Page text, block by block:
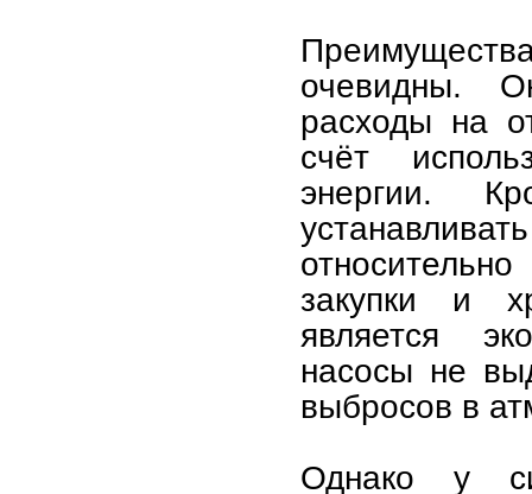
очевидны.
расходы на
счёт
энергии.
закупки и
является
насосы не
выбросов в
Однако у